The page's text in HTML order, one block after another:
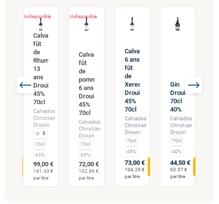
Indisponible
Calvados
fût
de
Rhum
13
ans
Drouin
45%
70cl
Calvados
Christian
Drouin
5
70cl
45%
99,00 €
141.43 €
par litre
Indisponible
Calvados
fût
de
pommeau
6 ans
Drouin
45%
70cl
Calvados
Christian
Drouin
70cl
45%
72,00 €
102.86 €
par litre
Calvados
6 ans
fût
de
Xeres
Drouin
45%
70cl
Calvados
Christian
Drouin
70cl
45%
73,00 €
104.29 €
par litre
Gin
Drouin
70cl
40%
Calvados
Christian
Drouin
70cl
40%
44,50 €
63.57 €
par litre